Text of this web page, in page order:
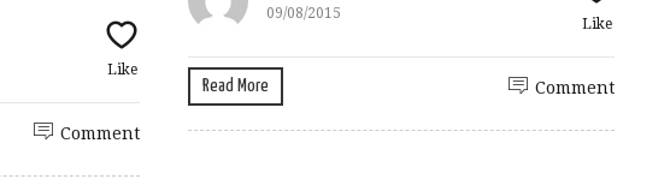
Like
Comment
09/08/2015
Like
Read More Comment